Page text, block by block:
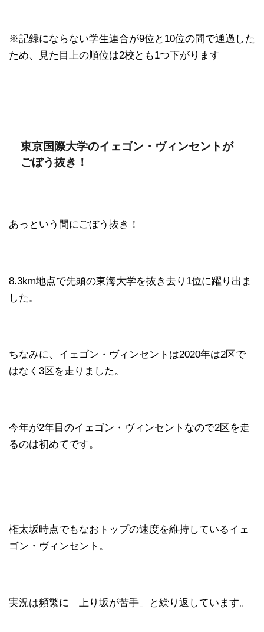
※記録にならない学生連合が9位と10位の間で通過した
ため、見た目上の順位は2校とも1つ下がります
東京国際大学のイェゴン・ヴィンセントが
ごぼう抜き！
あっという間にごぼう抜き！
8.3km地点で先頭の東海大学を抜き去り1位に躍り出ま
した。
ちなみに、イェゴン・ヴィンセントは2020年は2区で
はなく3区を走りました。
今年が2年目のイェゴン・ヴィンセントなので2区を走
るのは初めてです。
権太坂時点でもなおトップの速度を維持しているイェ
ゴン・ヴィンセント。
実況は頻繁に「上り坂が苦手」と繰り返しています。